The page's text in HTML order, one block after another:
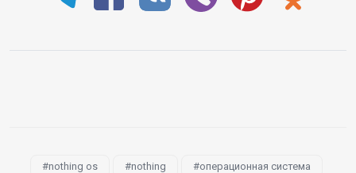
nothing os nothing операционная система